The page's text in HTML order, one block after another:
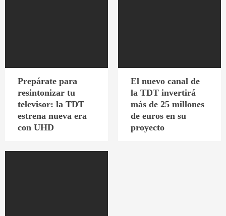
Prepárate para
resintonizar tu
televisor: la TDT
estrena nueva era
con UHD
El nuevo canal de
la TDT invertirá
más de 25 millones
de euros en su
proyecto